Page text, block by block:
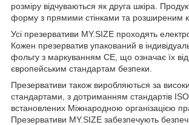
розміру відчуваються як друга шкіра.
форму з прямими стінками та розширеним
Усі презервативи MY.SIZE проходять
Кожен презерватив упакований в
фольгу з маркуванням CE, що означає їх
європейським стандартам безпеки.
Презервативи також виробляються за
стандартами, з дотриманням стандартів
встановлених Міжнародною організацією
Презервативи MY.SIZE забезпечують